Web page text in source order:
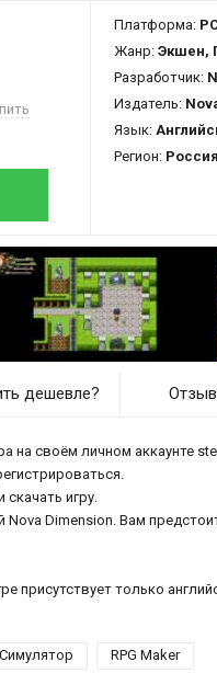
Платформа:
Жанр: Экшен,
Разработчик:
Издатель:
Язык:
Регион:
дешевле?
на своём личном аккаунте
игру.
Dimension. Вам
присутствует только
Симулятор RPG Maker